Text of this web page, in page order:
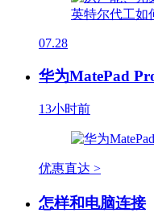
07.28
华为MatePad
13小时前
优惠直达 >
怎样和电脑连接